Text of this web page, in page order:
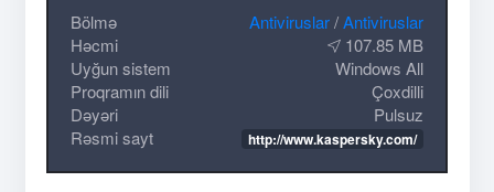
Bölmə Antiviruslar/Antiviruslar
Həcmi
107.85 MB
Uyğun sistem
Windows All
Proqramın dili
Çoxdilli
Dəyəri
Pulsuz
Rəsmi sayt
http://www.kaspersky.com/